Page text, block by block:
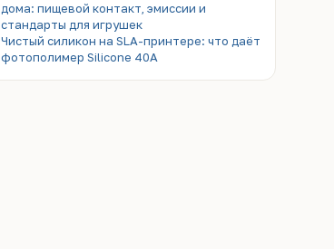
дома: пищевой контакт, эмиссии и
стандарты для игрушек
Чистый силикон на SLA-принтере: что даёт
фотополимер Silicone 40A